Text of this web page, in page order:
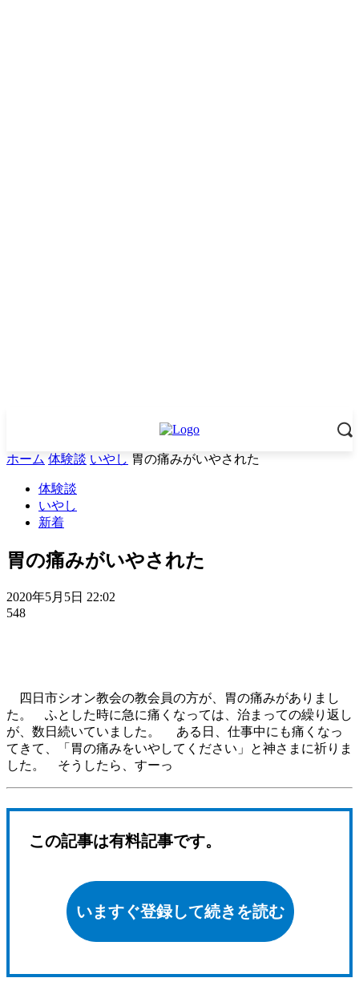
ホーム 体験談 いやし 胃の痛みがいやされた
体験談
いやし
新着
胃の痛みがいやされた
2020年5月5日 22:02
548
四日市シオン教会の教会員の方が、胃の痛みがありまし
た。 ふとした時に急に痛くなっては、治まっての繰り返し
が、数日続いていました。 ある日、仕事中にも痛くなっ
てきて、「胃の痛みをいやしてください」と神さまに祈りま
した。 そうしたら、すーっ
この記事は有料記事です。
いますぐ登録して続きを読む